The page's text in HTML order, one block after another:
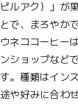
ルアク）」が
で、まろやか
ネココーヒー
ショップなど
。種類はイン
や好みに合わ